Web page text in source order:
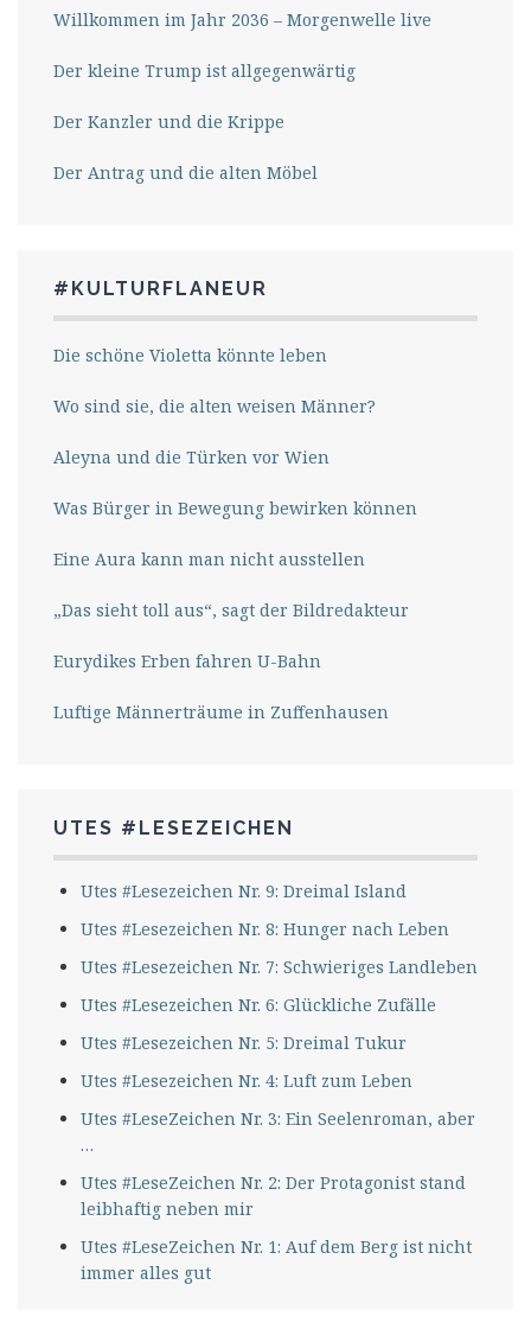
Willkommen im Jahr 2036 – Morgenwelle live
Der kleine Trump ist allgegenwärtig
Der Kanzler und die Krippe
Der Antrag und die alten Möbel
#KULTURFLANEUR
Die schöne Violetta könnte leben
Wo sind sie, die alten weisen Männer?
Aleyna und die Türken vor Wien
Was Bürger in Bewegung bewirken können
Eine Aura kann man nicht ausstellen
„Das sieht toll aus“, sagt der Bildredakteur
Eurydikes Erben fahren U-Bahn
Luftige Männerträume in Zuffenhausen
UTES #LESEZEICHEN
Utes #Lesezeichen Nr. 9: Dreimal Island
Utes #Lesezeichen Nr. 8: Hunger nach Leben
Utes #Lesezeichen Nr. 7: Schwieriges Landleben
Utes #Lesezeichen Nr. 6: Glückliche Zufälle
Utes #Lesezeichen Nr. 5: Dreimal Tukur
Utes #Lesezeichen Nr. 4: Luft zum Leben
Utes #LeseZeichen Nr. 3: Ein Seelenroman, aber
…
Utes #LeseZeichen Nr. 2: Der Protagonist stand
leibhaftig neben mir
Utes #LeseZeichen Nr. 1: Auf dem Berg ist nicht
immer alles gut